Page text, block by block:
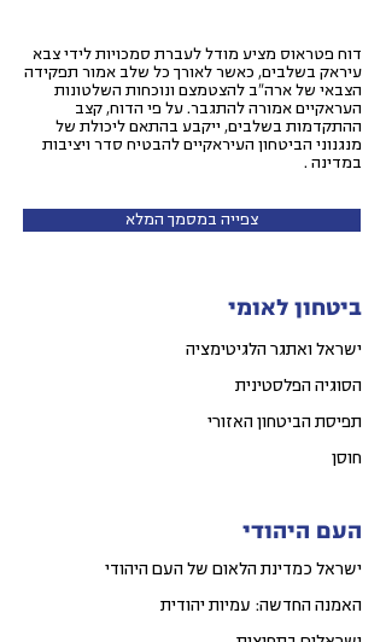
דוח פטראוס מציע מודל לעברת סמכויות לידי צבא
עיראק בשלבים, כאשר לאורך כל שלב אמור תפקידה
הצבאי של ארה"ב להצטמצם ונוכחות השלטונות
העראקיים אמורה להתגבר. על פי הדוח, קצב
ההתקדמות בשלבים, ייקבע בהתאם ליכולת של
מנגנוני הביטחון העיראקיים להבטיח סדר ויציבות
במדינה .
צפייה במסמך המלא
ביטחון לאומי
ישראל ואתגר הלגיטימציה
הסוגיה הפלסטינית
תפיסת הביטחון האזורי
חוסן
העם היהודי
ישראל כמדינת הלאום של העם היהודי
האמנה החדשה: עמיות יהודית